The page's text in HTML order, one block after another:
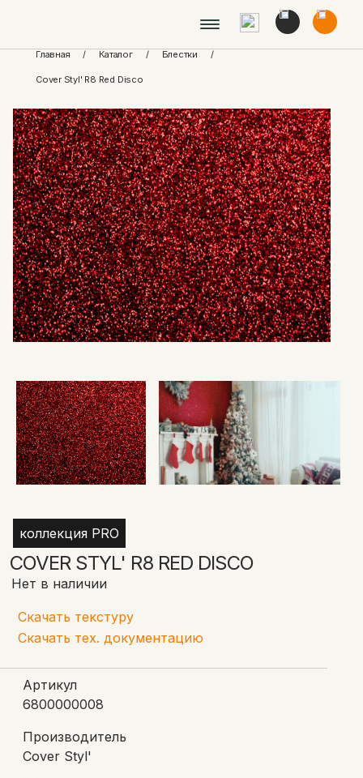
Главная / Каталог / Блестки /
Cover Styl' R8 Red Disco
коллекция PRO
COVER STYL' R8 RED DISCO
Нет в наличии
Скачать текстуру
Скачать тех. документацию
Артикул
6800000008
Производитель
Cover Styl'